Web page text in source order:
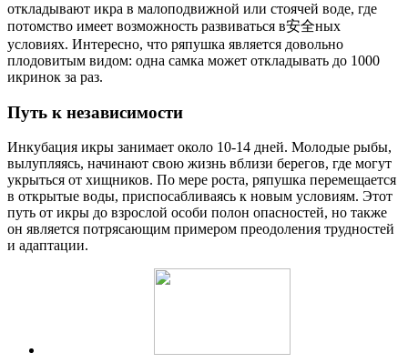
откладывают икра в малоподвижной или стоячей воде, где
потомство имеет возможность развиваться в安全ных
условиях. Интересно, что ряпушка является довольно
плодовитым видом: одна самка может откладывать до 1000
икринок за раз.
Путь к независимости
Инкубация икры занимает около 10-14 дней. Молодые рыбы,
вылупляясь, начинают свою жизнь вблизи берегов, где могут
укрыться от хищников. По мере роста, ряпушка перемещается
в открытые воды, приспосабливаясь к новым условиям. Этот
путь от икры до взрослой особи полон опасностей, но также
он является потрясающим примером преодоления трудностей
и адаптации.